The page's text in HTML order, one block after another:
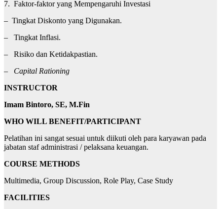
7. Faktor-faktor yang Mempengaruhi Investasi
– Tingkat Diskonto yang Digunakan.
– Tingkat Inflasi.
– Risiko dan Ketidakpastian.
– Capital Rationing
INSTRUCTOR
Imam Bintoro, SE, M.Fin
WHO WILL BENEFIT/PARTICIPANT
Pelatihan ini sangat sesuai untuk diikuti oleh para karyawan pada
jabatan staf administrasi / pelaksana keuangan.
COURSE METHODS
Multimedia, Group Discussion, Role Play, Case Study
FACILITIES